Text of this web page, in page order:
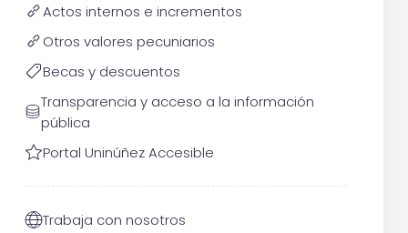
Actos internos e incrementos
Otros valores pecuniarios
Becas y descuentos
Transparencia y acceso a la información
pública
Portal Uninúñez Accesible
Trabaja con nosotros